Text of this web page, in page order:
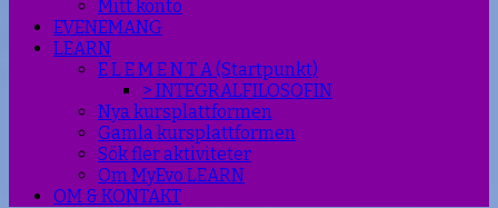
Mitt konto
EVENEMANG
LEARN
E L E M E N T A (Startpunkt)
> INTEGRALFILOSOFIN
Nya kursplattformen
Gamla kursplattformen
Sök fler aktiviteter
Om MyEvo LEARN
OM & KONTAKT